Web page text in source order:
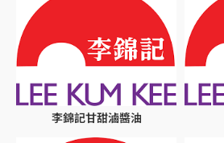
李錦記甘甜滷醬油